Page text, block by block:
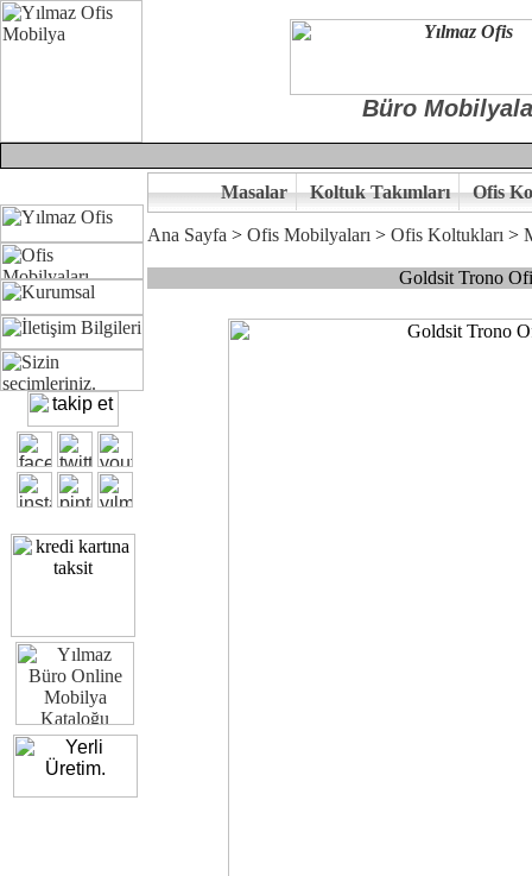
Büro
Ofisinizin dekorasyonunda ergonomi ve kaliteye önem
Çünkü sitemizde bulunan seçkin ürünler ile hayal ettiğiniz özgün
Size yakışan ofis tasarımına gelin birlikte karar verelim.
Kalite ve ergonomiyi arıyanların tercihi...Yılmaz Büro Mobilya
Masalar Koltuk Takımları Ofis
Ana Sayfa > Ofis Mobilyaları > Ofis Koltukları >
Goldsit Trono